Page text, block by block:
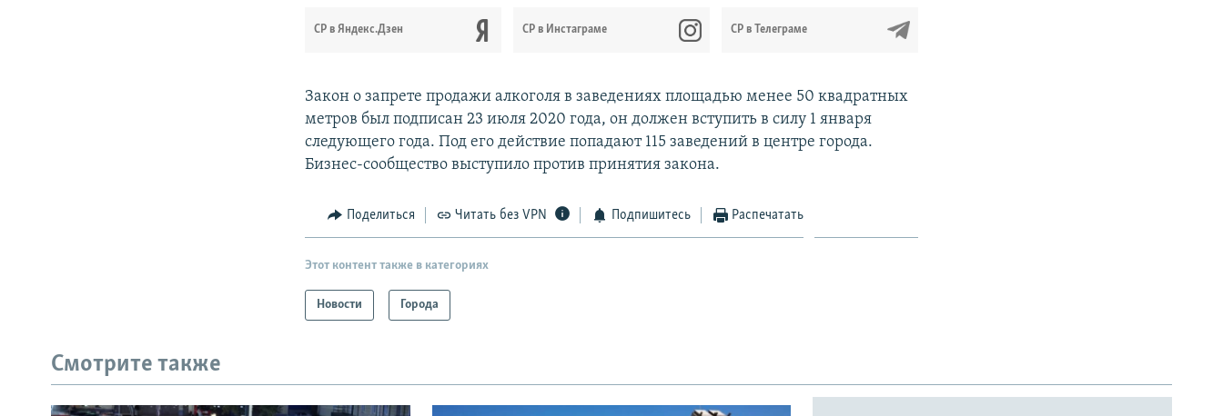
СР в Яндекс.Дзен CР в Инстаграме СР в Телеграме
Закон о запрете продажи алкоголя в заведениях площадью менее 50 квадратных
метров был подписан 23 июля 2020 года, он должен вступить в силу 1 января
следующего года. Под его действие попадают 115 заведений в центре города.
Бизнес-сообщество выступило против принятия закона.
Поделиться Читать без VPN Подпишитесь Распечатать
Этот контент также в категориях
Новости Города
Смотрите также